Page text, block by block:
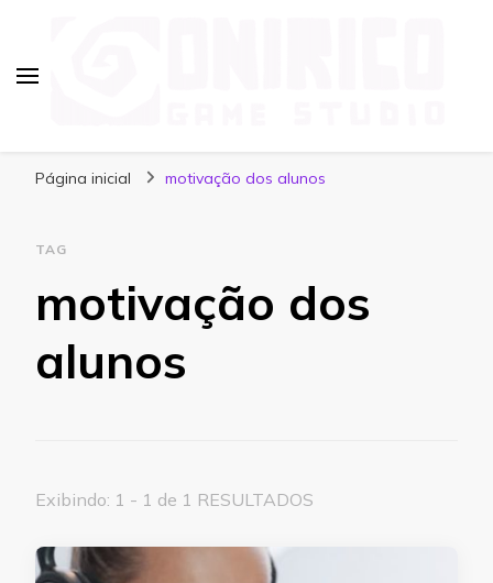
Página inicial motivação dos alunos
TAG
motivação dos
alunos
Exibindo: 1 - 1 de 1 RESULTADOS